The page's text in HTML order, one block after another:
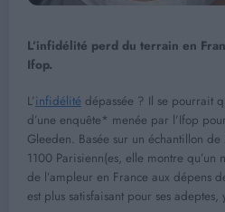
L’infidélité perd du terrain en
Ifop.
L’infidélité dépassée ? Il se pourrait
d’une enquête* menée par l’Ifop
Gleeden. Basée sur un échantillon
1100 Parisienn(es, elle montre qu’un
de l’ampleur en France aux dépens
est plus satisfaisant pour ses